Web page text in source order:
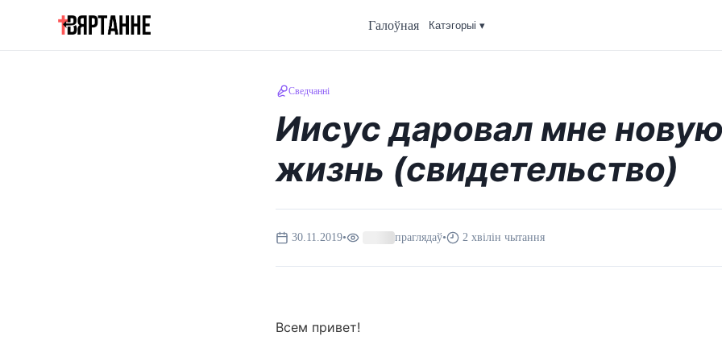
Галоўная Катэгорыi ▾
Сведчанні
Иисус даровал мне
жизнь (свидетельство)
30.11.2019• праглядаў• 2 хвілін чытання
Всем привет!